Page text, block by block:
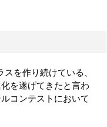
を作り続けている、
を遂げてきたと言わ
コンテストにおいて